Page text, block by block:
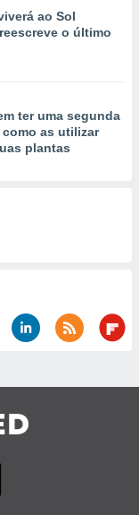
ao Sol
o último
ter uma segunda
as utilizar
plantas